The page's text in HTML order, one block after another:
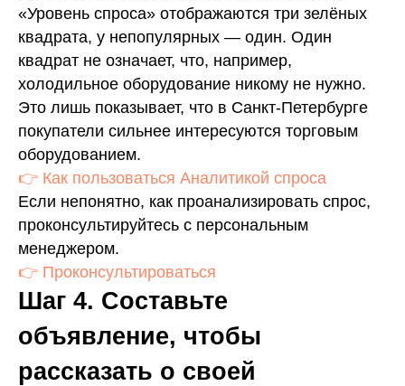
«Уровень спроса» отображаются три зелёных
квадрата, у непопулярных — один. Один
квадрат не означает, что, например,
холодильное оборудование никому не нужно.
Это лишь показывает, что в Санкт-Петербурге
покупатели сильнее интересуются торговым
оборудованием.
👉 Как пользоваться Аналитикой спроса
Если непонятно, как проанализировать спрос,
проконсультируйтесь с персональным
менеджером.
👉 Проконсультироваться
Шаг 4. Составьте
объявление, чтобы
рассказать о своей